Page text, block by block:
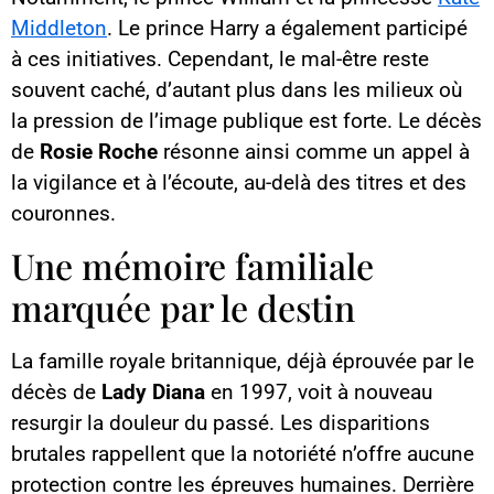
Middleton. Le prince Harry a également participé
à ces initiatives. Cependant, le mal-être reste
souvent caché, d’autant plus dans les milieux où
la pression de l’image publique est forte. Le décès
de Rosie Roche résonne ainsi comme un appel à
la vigilance et à l’écoute, au-delà des titres et des
couronnes.
Une mémoire familiale
marquée par le destin
La famille royale britannique, déjà éprouvée par le
décès de Lady Diana en 1997, voit à nouveau
resurgir la douleur du passé. Les disparitions
brutales rappellent que la notoriété n’offre aucune
protection contre les épreuves humaines. Derrière